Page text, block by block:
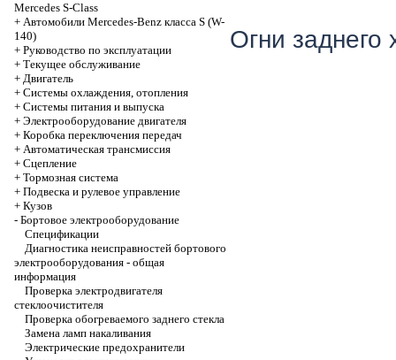
Mercedes S-Class
+ Автомобили Mercedes-Benz класса S (W-
140)
+ Руководство по эксплуатации
+ Текущее обслуживание
+ Двигатель
+ Системы охлаждения, отопления
+ Системы питания и выпуска
+ Электрооборудование двигателя
+ Коробка переключения передач
+ Автоматичеcкая трансмиссия
+ Сцепление
+ Тормозная система
+ Подвеска и рулевое управление
+ Кузов
- Бортовое электрооборудование
Спецификации
Диагностика неисправностей бортового
электрооборудования - общая
информация
Проверка электродвигателя
стеклоочистителя
Проверка обогреваемого заднего стекла
Замена ламп накаливания
Электрические предохранители
Огни